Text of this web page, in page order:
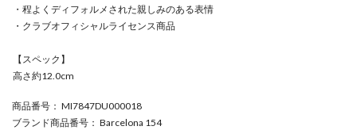
・程よくディフォルメされた親しみのある表情
・クラブオフィシャルライセンス商品
【スペック】
高さ約12.0cm
商品番号 ： MI7847DU000018
ブランド商品番号 ： Barcelona 154